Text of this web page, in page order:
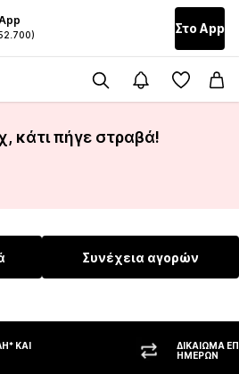
Στο Αpp
κάτι πήγε στραβά!
Συνέχεια αγορών
ΚΑΙ
ΔΙΚΑΊΩΜΑ
ΗΜΕΡΏΝ